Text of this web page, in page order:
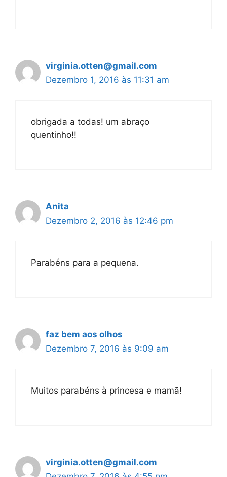
virginia.otten@gmail.com
Dezembro 1, 2016 às 11:31 am
obrigada a todas! um abraço
quentinho!!
Anita
Dezembro 2, 2016 às 12:46 pm
Parabéns para a pequena.
faz bem aos olhos
Dezembro 7, 2016 às 9:09 am
Muitos parabéns à princesa e mamã!
virginia.otten@gmail.com